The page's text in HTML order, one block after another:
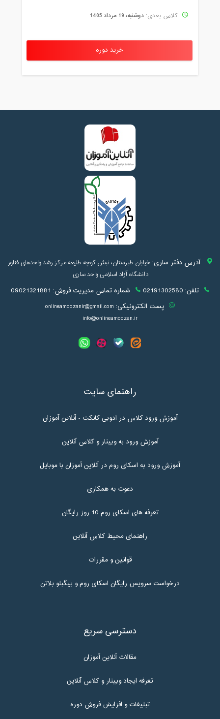
کلاس بعدی: دوشنبه، 19 مرداد 1405
خرید دوره
آدرس دفتر ساری:خیابان طبرستان، نبش کوچه طلیعه مرکز رشد واحدهای فناور
دانشگاه آزاد اسلامی واحد ساری
تلفن: 02191302580 شماره تماس مدیریت فروش: 09021321881
پست الکترونیکی: onlineamoozanir@gmail.com
info@onlineamoozan.ir
راهنمای سایت
آموزش ورود کلاس در ادوبی کانکت - آنلاین آموزان
آموزش ورود به وبینار و کلاس آنلاین
آموزش ورود به اسکای روم در آنلاین آموزان با موبایل
دعوت به همکاری
تعرفه های اسکای روم 10 روز رایگان
راهنمای محیط کلاس آنلاین
قوانین و مقررات
درخواست سرویس رایگان اسکای روم و بیگبلو بلاتن
دسترسی سریع
مقالات آنلاین آموزان
تعرفه ایجاد وبینار و کلاس آنلاین
تبلیغات و افزایش فروش دوره